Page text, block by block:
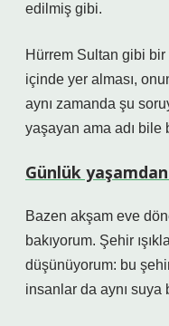
edilmiş gibi.
Hürrem Sultan gibi
içinde yer alması,
aynı zamanda şu
yaşayan ama adı bile
Günlük
Bazen akşam eve
bakıyorum. Şehir
düşünüyorum: bu
insanlar da aynı suya